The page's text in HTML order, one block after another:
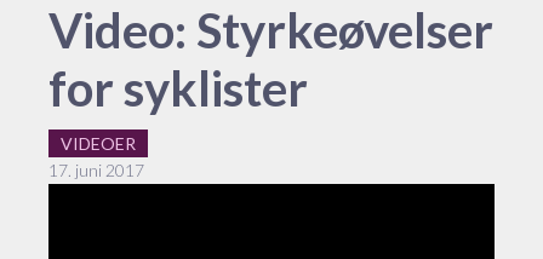
Video: Styrkeøvelser
for syklister
VIDEOER
17. juni 2017